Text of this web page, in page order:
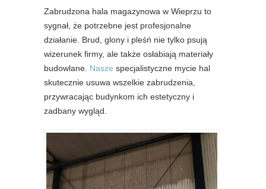
Zabrudzona hala magazynowa w Wieprzu to
sygnał, że potrzebne jest profesjonalne
działanie. Brud, glony i pleśń nie tylko psują
wizerunek firmy, ale także osłabiają materiały
budowlane. Nasze specjalistyczne mycie hal
skutecznie usuwa wszelkie zabrudzenia,
przywracając budynkom ich estetyczny i
zadbany wygląd.